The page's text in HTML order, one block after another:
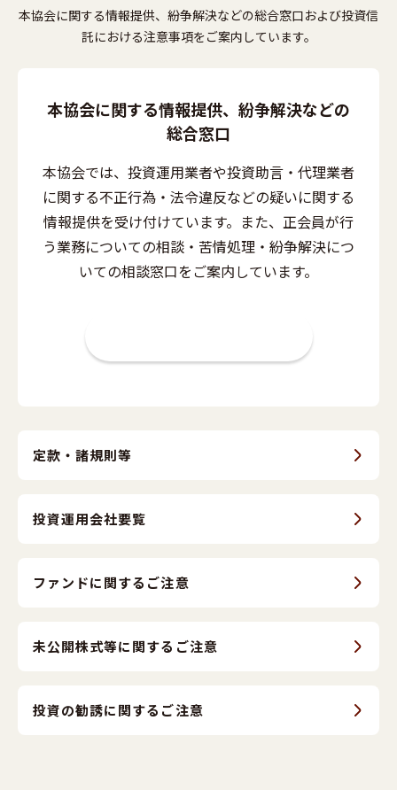
本協会に関する情報提供、紛争解決などの総合窓口および投資信
託における注意事項をご案内しています。
本協会に関する情報提供、紛争解決などの
総合窓口
本協会では、投資運用業者や投資助言・代理業者
に関する不正行為・法令違反などの疑いに関する
情報提供を受け付けています。 また、正会員が行
う業務についての相談・苦情処理・紛争解決につ
いての相談窓口をご案内しています。
定款・諸規則等
投資運用会社要覧
ファンドに関するご注意
未公開株式等に関するご注意
投資の勧誘に関するご注意